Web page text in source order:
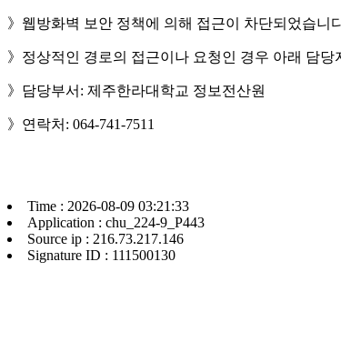
》웹방화벽 보안 정책에 의해 접근이 차단되었습니
》정상적인 경로의 접근이나 요청인 경우 아래 담
》담당부서: 제주한라대학교 정보전산원
》연락처: 064-741-7511
Time : 2026-08-09 03:21:33
Application : chu_224-9_P443
Source ip : 216.73.217.146
Signature ID : 111500130